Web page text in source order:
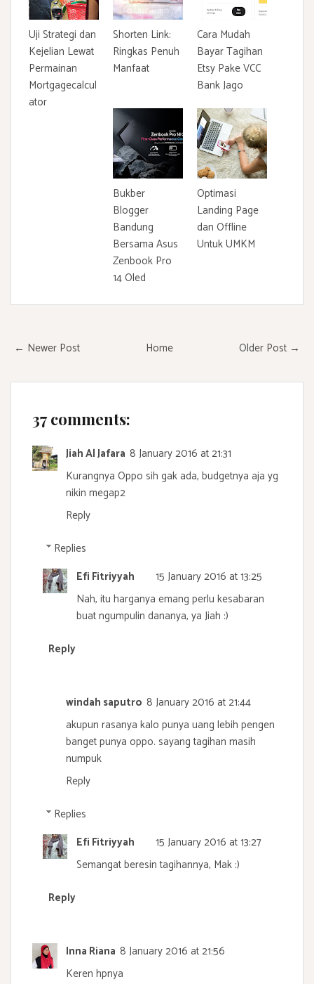
Uji Strategi dan
Kejelian Lewat
Permainan
Mortgagecalcul
ator
Shorten Link:
Ringkas Penuh
Manfaat
Cara Mudah
Bayar Tagihan
Etsy Pake VCC
Bank Jago
Bukber
Blogger
Bandung
Bersama Asus
Zenbook Pro
14 Oled
Optimasi
Landing Page
dan Offline
Untuk UMKM
← Newer Post Older Post →
Home
37 comments:
Jiah Al Jafara 8 January 2016 at 21:31
Kurangnya Oppo sih gak ada, budgetnya aja yg
nikin megap2
Reply
Replies
Efi Fitriyyah
15 January 2016 at 13:25
Nah, itu harganya emang perlu kesabaran
buat ngumpulin dananya, ya Jiah :)
Reply
windah saputro 8 January 2016 at 21:44
akupun rasanya kalo punya uang lebih pengen
banget punya oppo. sayang tagihan masih
numpuk
Reply
Replies
Efi Fitriyyah
15 January 2016 at 13:27
Semangat beresin tagihannya, Mak :)
Reply
Inna Riana 8 January 2016 at 21:56
Keren hpnya